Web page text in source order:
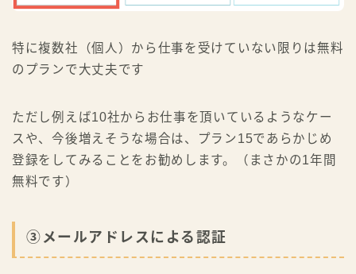
特に複数社（個人）から仕事を受けていない限りは無料
のプランで大丈夫です
ただし例えば10社からお仕事を頂いているようなケー
スや、今後増えそうな場合は、プラン15であらかじめ
登録をしてみることをお勧めします。（まさかの1年間
無料です）
③メールアドレスによる認証